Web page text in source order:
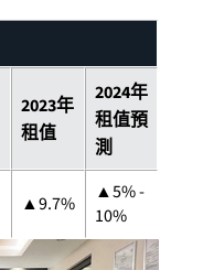
2023年
租值
2024年
租值預
測
▲9.7%
▲5% -
10%